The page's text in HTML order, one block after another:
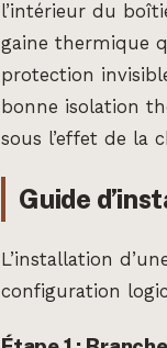
l’intérieur du
gaine thermique
protection
bonne isolation
sous l’effet de la
Guide
L’installation
configuration